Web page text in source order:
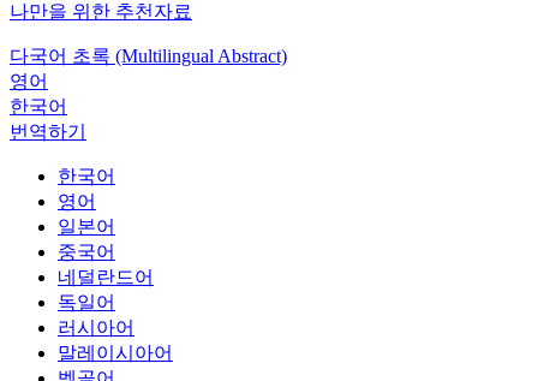
나만을 위한 추천자료
다국어 초록 (Multilingual Abstract)
영어
한국어
번역하기
한국어
영어
일본어
중국어
네덜란드어
독일어
러시아어
말레이시아어